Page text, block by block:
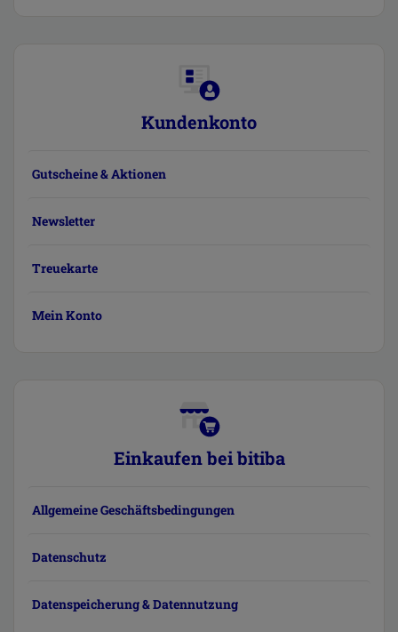
Kundenkonto
Gutscheine & Aktionen
Newsletter
Treuekarte
Mein Konto
Einkaufen bei bitiba
Allgemeine Geschäftsbedingungen
Datenschutz
Datenspeicherung & Datennutzung